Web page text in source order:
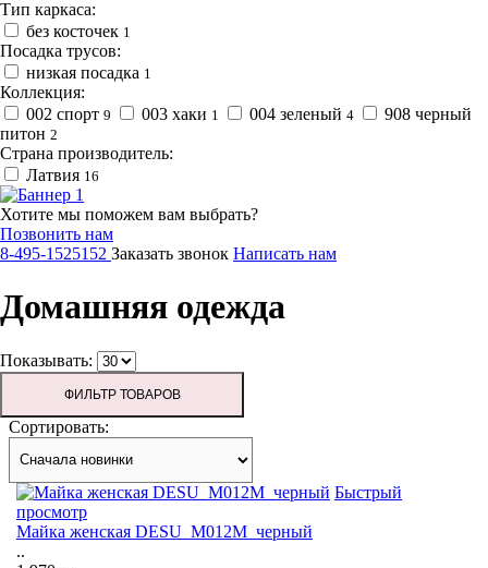
Тип каркаса:
без косточек 1
Посадка трусов:
низкая посадка 1
Коллекция:
002 спорт 9 003 хаки 1 004 зеленый 4
908 черный
питон 2
Страна производитель:
Латвия 16
Хотите мы поможем вам выбрать?
Позвонить нам
8-495-1525152 Заказать звонок Написать нам
Домашняя одежда
Показывать:
ФИЛЬТР ТОВАРОВ
Сортировать:
Быстрый
просмотр
Майка женская DESU_М012М_черный
..